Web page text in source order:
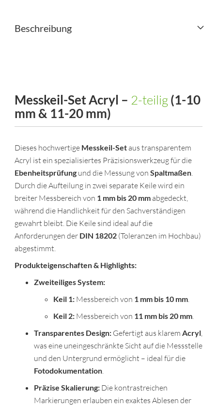
Beschreibung
Messkeil-Set Acryl – 2-teilig(1-10
mm & 11-20 mm)
Dieses hochwertige Messkeil-Set aus transparentem
Acryl ist ein spezialisiertes Präzisionswerkzeug für die
Ebenheitsprüfung und die Messung von Spaltmaßen.
Durch die Aufteilung in zwei separate Keile wird ein
breiter Messbereich von 1 mm bis 20 mm abgedeckt,
während die Handlichkeit für den Sachverständigen
gewahrt bleibt. Die Keile sind ideal auf die
Anforderungen der DIN 18202 (Toleranzen im Hochbau)
abgestimmt.
Produkteigenschaften & Highlights:
Zweiteiliges System:
Keil 1: Messbereich von 1 mm bis 10 mm.
Keil 2: Messbereich von 11 mm bis 20 mm.
Transparentes Design: Gefertigt aus klarem Acryl,
was eine uneingeschränkte Sicht auf die Messstelle
und den Untergrund ermöglicht – ideal für die
Fotodokumentation.
Präzise Skalierung: Die kontrastreichen
Markierungen erlauben ein exaktes Ablesen der